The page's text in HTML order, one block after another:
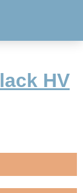
HV